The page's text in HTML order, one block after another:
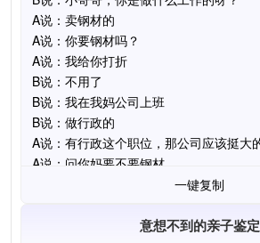
一键复制
意想不到的亲子鉴定